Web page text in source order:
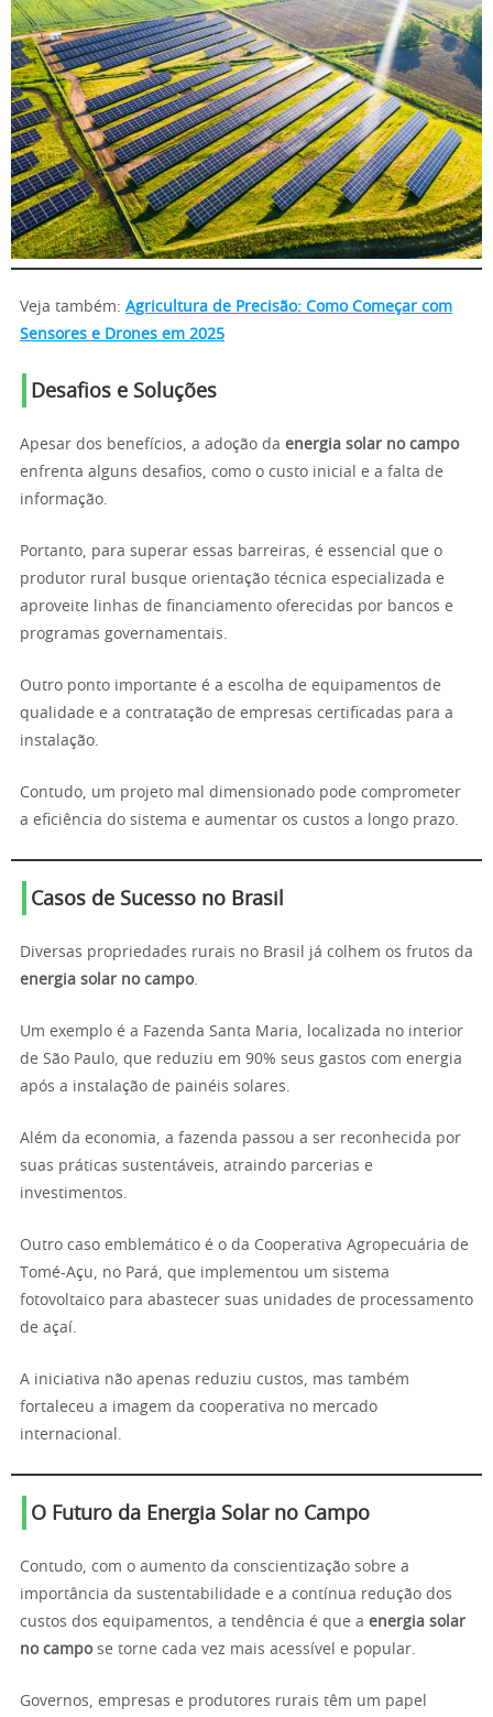
Veja também: Agricultura de Precisão: Como Começar com
Sensores e Drones em 2025
Desafios e Soluções
Apesar dos benefícios, a adoção da energia solar no campo
enfrenta alguns desafios, como o custo inicial e a falta de
informação.
Portanto, para superar essas barreiras, é essencial que o
produtor rural busque orientação técnica especializada e
aproveite linhas de financiamento oferecidas por bancos e
programas governamentais.
Outro ponto importante é a escolha de equipamentos de
qualidade e a contratação de empresas certificadas para a
instalação.
Contudo, um projeto mal dimensionado pode comprometer
a eficiência do sistema e aumentar os custos a longo prazo.
Casos de Sucesso no Brasil
Diversas propriedades rurais no Brasil já colhem os frutos da
energia solar no campo.
Um exemplo é a Fazenda Santa Maria, localizada no interior
de São Paulo, que reduziu em 90% seus gastos com energia
após a instalação de painéis solares.
Além da economia, a fazenda passou a ser reconhecida por
suas práticas sustentáveis, atraindo parcerias e
investimentos.
Outro caso emblemático é o da Cooperativa Agropecuária de
Tomé-Açu, no Pará, que implementou um sistema
fotovoltaico para abastecer suas unidades de processamento
de açaí.
A iniciativa não apenas reduziu custos, mas também
fortaleceu a imagem da cooperativa no mercado
internacional.
O Futuro da Energia Solar no Campo
Contudo, com o aumento da conscientização sobre a
importância da sustentabilidade e a contínua redução dos
custos dos equipamentos, a tendência é que a energia solar
no campose torne cada vez mais acessível e popular.
Governos, empresas e produtores rurais têm um papel